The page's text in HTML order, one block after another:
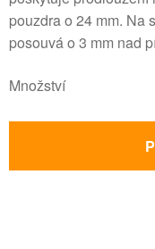
pouzdra o 24 mm. Na
posouvá o 3 mm nad
Množství